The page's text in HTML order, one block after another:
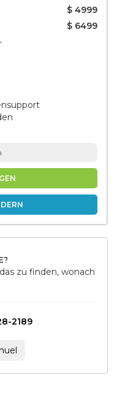
$ 4999
$ 6499
zu finden, wonach
2189